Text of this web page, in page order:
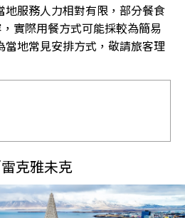
地服務人力相對有限，部分餐食
實際用餐方式可能採較為簡易
當地常見安排方式，敬請旅客理
克雅未克